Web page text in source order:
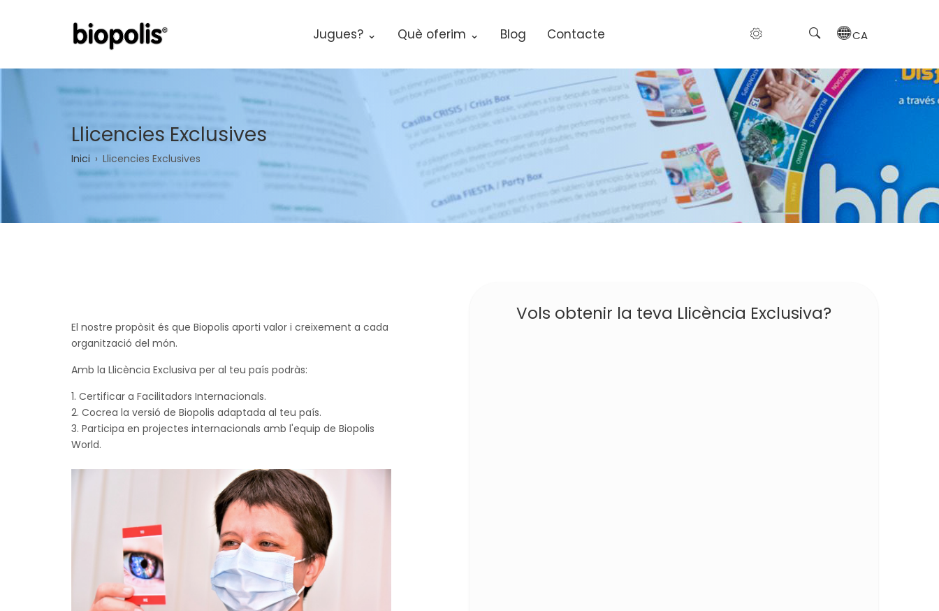
Jugues? ⌄ Què oferim ⌄ Blog Contacte CA
Llicencies Exclusives
Fil
Inici Llicencies Exclusives
El nostre propòsit és que Biopolis aporti valor i creixement a cada
organització del món.
Amb la Llicència Exclusiva per al teu país podràs:
Certificar a Facilitadors Internacionals.
Cocrea la versió de Biopolis adaptada al teu país.
Participa en projectes internacionals amb l'equip de Biopolis
World.
Vols obtenir la teva Llicència Exclusiva?